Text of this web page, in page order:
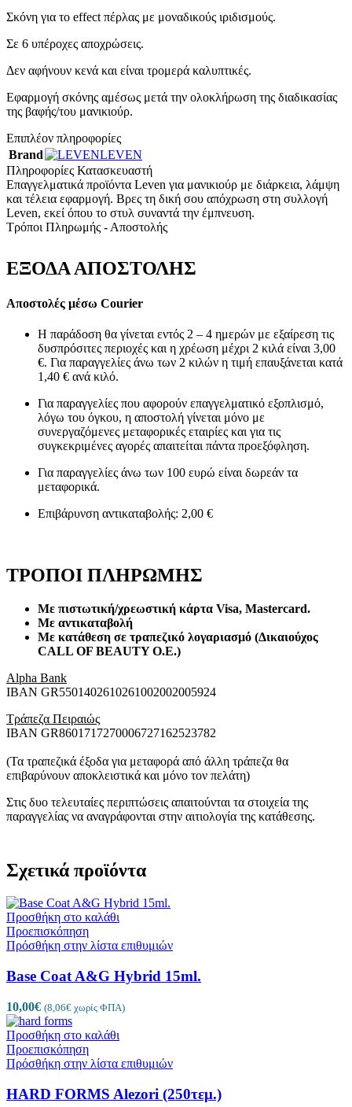
Σκόνη για το effect πέρλας με μοναδικούς ιριδισμούς.
Σε 6 υπέροχες αποχρώσεις.
Δεν αφήνουν κενά και είναι τρομερά καλυπτικές.
Εφαρμογή σκόνης αμέσως μετά την ολοκλήρωση της διαδικασίας
της βαφής/του μανικιούρ.
Επιπλέον πληροφορίες
Brand
LEVEN
Πληροφορίες Κατασκευαστή
Επαγγελματικά προϊόντα Leven για μανικιούρ με διάρκεια, λάμψη
και τέλεια εφαρμογή. Βρες τη δική σου απόχρωση στη συλλογή
Leven, εκεί όπου το στυλ συναντά την έμπνευση.
Τρόποι Πληρωμής - Αποστολής
ΕΞΟΔΑ ΑΠΟΣΤΟΛΗΣ
Αποστολές μέσω Courier
Η παράδοση θα γίνεται εντός 2 – 4 ημερών με εξαίρεση τις
δυσπρόσιτες περιοχές και η χρέωση μέχρι 2 κιλά είναι 3,00
€. Για παραγγελίες άνω των 2 κιλών η τιμή επαυξάνεται κατά
1,40 € ανά κιλό.
Για παραγγελίες που αφορούν επαγγελματικό εξοπλισμό,
λόγω του όγκου, η αποστολή γίνεται μόνο με
συνεργαζόμενες μεταφορικές εταιρίες και για τις
συγκεκριμένες αγορές απαιτείται πάντα προεξόφληση.
Για παραγγελίες άνω των 100 ευρώ είναι δωρεάν τα
μεταφορικά.
Επιβάρυνση αντικαταβολής: 2,00 €
ΤΡΟΠΟΙ ΠΛΗΡΩΜΗΣ
Με πιστωτική/χρεωστική κάρτα Visa, Mastercard.
Με αντικαταβολή
Με κατάθεση σε τραπεζικό λογαριασμό (Δικαιούχος
CALL OF BEAUTY O.E.)
Alpha Bank
ΙΒΑΝ GR5501402610261002002005924
Τράπεζα Πειραιώς
ΙΒΑΝ GR8601717270006727162523782
(Τα τραπεζικά έξοδα για μεταφορά από άλλη τράπεζα θα
επιβαρύνουν αποκλειστικά και μόνο τον πελάτη)
Στις δυο τελευταίες περιπτώσεις απαιτούνται τα στοιχεία της
παραγγελίας να αναγράφονται στην αιτιολογία της κατάθεσης.
Σχετικά προϊόντα
Προσθήκη στο καλάθι
Προεπισκόπηση
Πρόσθήκη στην λίστα επιθυμιών
Base Coat A&G Hybrid 15ml.
10,00€ (8,06€ χωρίς ΦΠΑ)
Προσθήκη στο καλάθι
Προεπισκόπηση
Πρόσθήκη στην λίστα επιθυμιών
HARD FORMS Alezori (250τεμ.)